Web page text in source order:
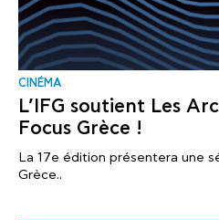
CINÉMA
L’IFG soutient Les
Focus Grèce !
La 17e édition présentera une
Grèce..